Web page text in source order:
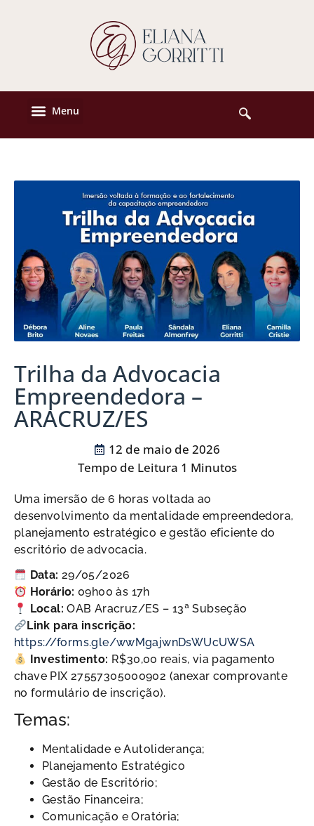
Trilha da Advocacia
Empreendedora –
ARACRUZ/ES
12 de maio de 2026
Uma imersão de 6 horas voltada ao
desenvolvimento da mentalidade empreendedora,
planejamento estratégico e gestão eficiente do
escritório de advocacia.
Data: 29/05/2026
Horário: 09h00 às 17h
Local: OAB Aracruz/ES – 13ª Subseção
Link para inscrição:
https://forms.gle/wwMgajwnDsWUcUWSA
Investimento: R$30,00 reais, via pagamento
chave PIX 27557305000902 (anexar comprovante
no formulário de inscrição).
Temas:
Mentalidade e Autoliderança;
Planejamento Estratégico
Gestão de Escritório;
Gestão Financeira;
Comunicação e Oratória;